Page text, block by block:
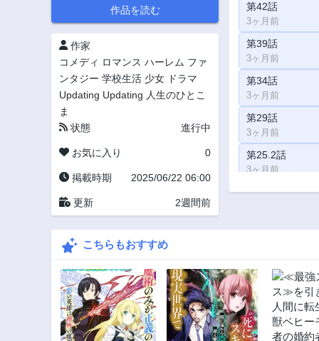
作品を読む
作家
コメディ ロマンス ハーレム ファ
ンタジー 学校生活 少女 ドラマ
Updating Updating 人生のひとこ
ま
状態
進行中
お気に入り 0
掲載時期 2025/06/22 06:00
更新 2週間前
第42話
3ヶ月前
第39話
3ヶ月前
第34話
3ヶ月前
第29話
3ヶ月前
第25.2話
3ヶ月前
第21.2話
第17話
第12話
1年前
第7.1話
1年前
こちらもおすすめ